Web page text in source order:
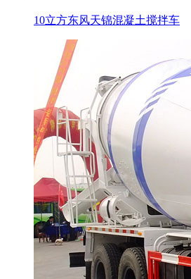
10立方东风天锦混凝土搅拌车